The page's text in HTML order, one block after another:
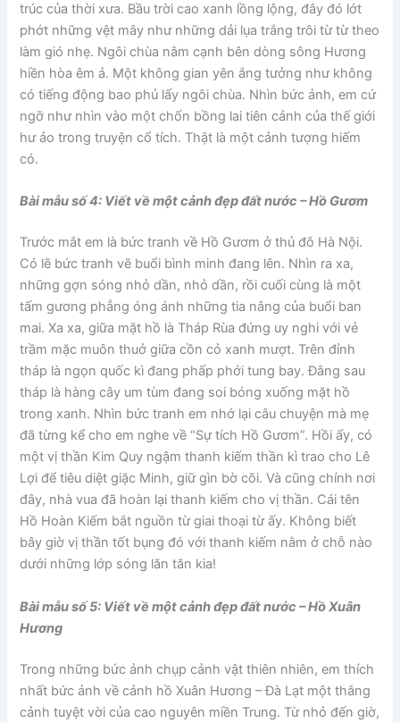
trúc của thời xưa. Bầu trời cao xanh lồng lộng, đây đó lớt
phớt những vệt mây như những dải lụa trắng trôi từ từ theo
làm gió nhẹ. Ngôi chùa nằm cạnh bên dòng sông Hương
hiền hòa êm ả. Một không gian yên ắng tưởng như không
có tiếng động bao phủ lấy ngôi chùa. Nhìn bức ảnh, em cứ
ngỡ như nhìn vào một chốn bồng lai tiên cảnh của thế giới
hư ảo trong truyện cổ tích. Thật là một cảnh tượng hiếm
có.
Bài mẫu số 4: Viết về một cảnh đẹp đất nước – Hồ Gươm
Trước mắt em là bức tranh về Hồ Gươm ở thủ đô Hà Nội.
Có lẽ bức tranh vẽ buổi bình minh đang lên. Nhìn ra xa,
những gợn sóng nhỏ dần, nhỏ dần, rồi cuối cùng là một
tấm gương phẳng óng ánh những tia nắng của buổi ban
mai. Xa xa, giữa mặt hồ là Tháp Rùa đứng uy nghi với vẻ
trầm mặc muôn thuở giữa cồn cỏ xanh mượt. Trên đỉnh
tháp là ngọn quốc kì đang phấp phới tung bay. Đằng sau
tháp là hàng cây um tùm đang soi bóng xuống mặt hồ
trong xanh. Nhìn bức tranh em nhớ lại câu chuyện mà mẹ
đã từng kể cho em nghe về “Sự tích Hồ Gươm”. Hồi ấy, có
một vị thần Kim Quy ngậm thanh kiếm thần kì trao cho Lê
Lợi để tiêu diệt giặc Minh, giữ gìn bờ cõi. Và cũng chính nơi
đây, nhà vua đã hoàn lại thanh kiếm cho vị thần. Cái tên
Hồ Hoàn Kiếm bắt nguồn từ giai thoại từ ấy. Không biết
bây giờ vị thần tốt bụng đó với thanh kiếm nằm ở chỗ nào
dưới những lớp sóng lăn tăn kia!
Bài mẫu số 5: Viết về một cảnh đẹp đất nước – Hồ Xuân
Hương
Trong những bức ảnh chụp cảnh vật thiên nhiên, em thích
nhất bức ảnh về cảnh hồ Xuân Hương – Đà Lạt một thắng
cảnh tuyệt vời của cao nguyên miền Trung. Từ nhỏ đến giờ,